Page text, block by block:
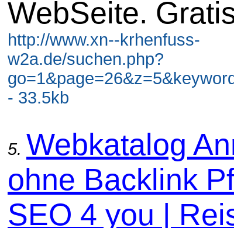
WebSeite.
http://www.xn--krhenfuss-
w2a.de/suchen.php?
- 33.5kb
5. Webkatalog
ohne Backlink
SEO 4 you |